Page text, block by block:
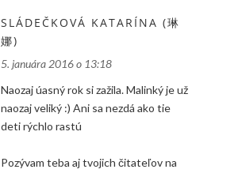
SLÁDEČKOVÁ KATARÍNA (琳
娜)
5. januára 2016 o 13:18
Naozaj úasný rok si zažila. Malinký je už
naozaj veliký :) Ani sa nezdá ako tie
deti rýchlo rastú
Pozývam teba aj tvojich čitateľov na